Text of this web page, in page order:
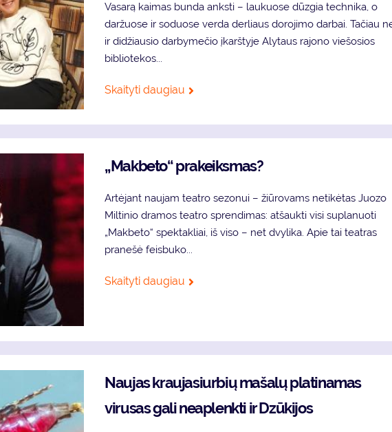
Vasarą kaimas bunda anksti – laukuose dūzgia technika, o
daržuose ir soduose verda derliaus dorojimo darbai. Tačiau
ir didžiausio darbymečio įkarštyje Alytaus rajono viešosios
bibliotekos...
Skaityti daugiau
„Makbeto“ prakeiksmas?
Artėjant naujam teatro sezonui – žiūrovams netikėtas Juozo
Miltinio dramos teatro sprendimas: atšaukti visi suplanuoti
„Makbeto“ spektakliai, iš viso – net dvylika. Apie tai teatras
pranešė feisbuko...
Skaityti daugiau
Naujas kraujasiurbių mašalų platinamas
virusas gali neaplenkti ir Dzūkijos